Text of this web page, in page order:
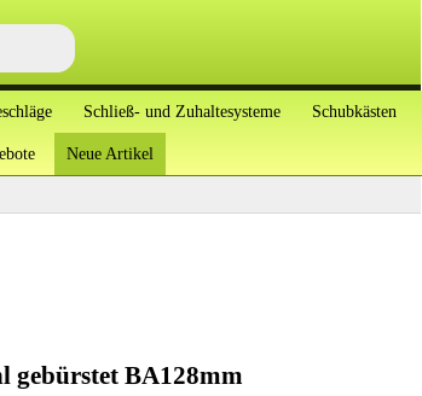
Schließ- und Zuhaltesysteme Schubkästen
Neue Artikel
gebürstet BA128mm